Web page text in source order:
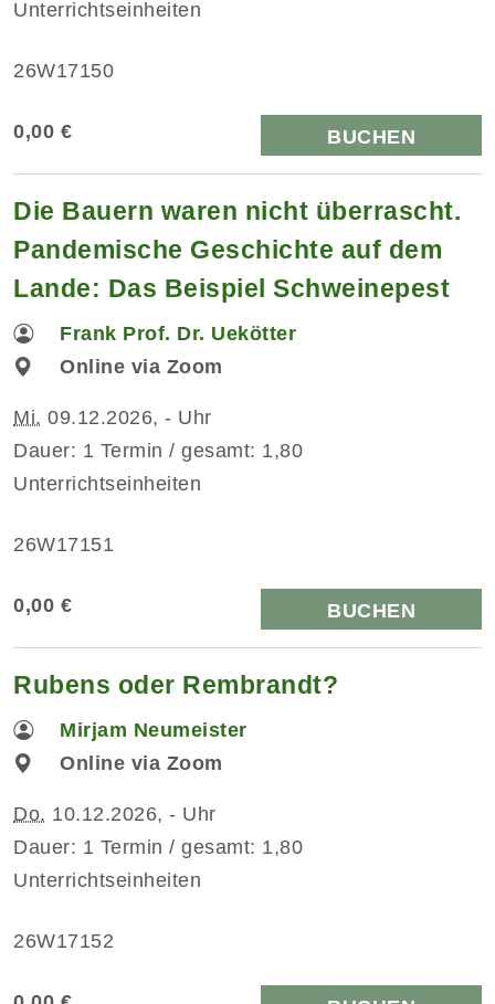
Unterrichtseinheiten
26W17150
0,00 € BUCHEN
Die Bauern waren nicht überrascht.
Pandemische Geschichte auf dem
Lande: Das Beispiel Schweinepest
Frank Prof. Dr. Uekötter
Online via Zoom
Mi. 09.12.2026, - Uhr
Dauer: 1 Termin / gesamt: 1,80
Unterrichtseinheiten
26W17151
0,00 € BUCHEN
Rubens oder Rembrandt?
Mirjam Neumeister
Online via Zoom
Do. 10.12.2026, - Uhr
Dauer: 1 Termin / gesamt: 1,80
Unterrichtseinheiten
26W17152